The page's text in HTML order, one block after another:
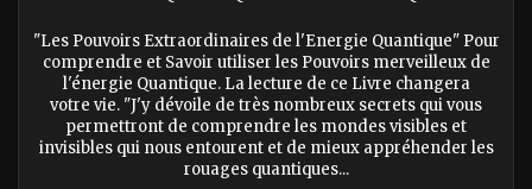
"Les Pouvoirs Extraordinaires de l'Energie Quantique" Pour
comprendre et Savoir utiliser les Pouvoirs merveilleux de
l'énergie Quantique. La lecture de ce Livre changera
votre vie. "J'y dévoile de très nombreux secrets qui vous
permettront de comprendre les mondes visibles et
invisibles qui nous entourent et de mieux appréhender les
rouages quantiques...